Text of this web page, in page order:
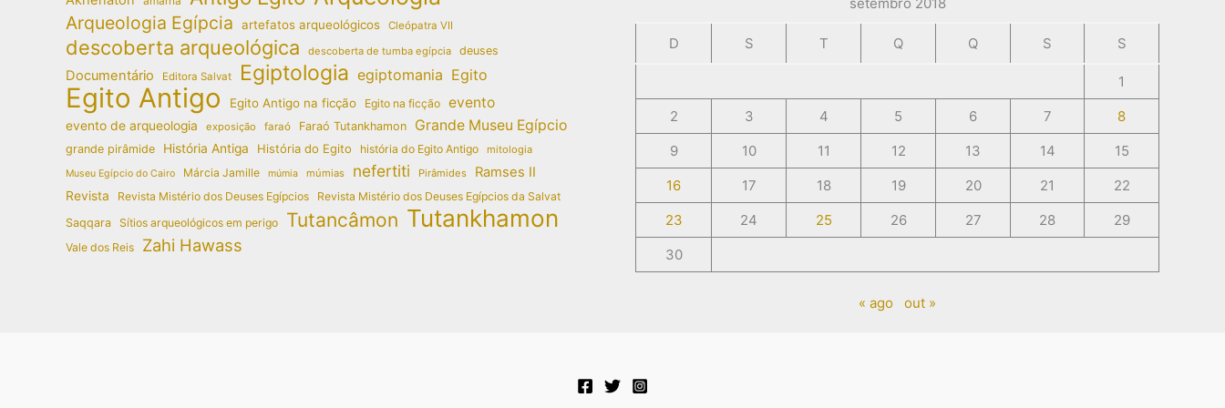
Arqueologia Egípcia artefatos arqueológicos Cleópatra VII
descoberta arqueológica descoberta de tumba egípcia deuses
Documentário Editora Salvat Egiptologia egiptomania Egito
Egito Antigo Egito Antigo na ficção Egito na ficção evento
evento de arqueologia exposição faraó Faraó Tutankhamon Grande Museu Egípcio
grande pirâmide História Antiga História do Egito história do Egito Antigo mitologia
Museu Egípcio do Cairo Márcia Jamille múmia múmias nefertiti Pirâmides Ramses II
Revista Revista Mistério dos Deuses Egípcios
Revista Mistério dos Deuses Egípcios da Salvat
Saqqara Sítios arqueológicos em perigo Tutancâmon Tutankhamon
Vale dos Reis Zahi Hawass
D S T Q Q S S
1
2
3 4 5 6 7
8
9
10 11 12 13 14
15
16
17 18 19 20 21
22
23
24 25 26 27 28
29
30
« ago out »